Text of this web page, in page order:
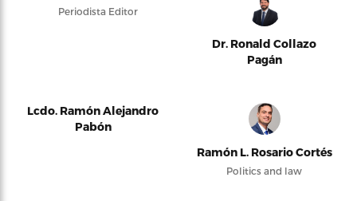
Periodista Editor
Dr. Ronald Collazo
Pagán
Lcdo. Ramón Alejandro
Pabón
Ramón L. Rosario Cortés
Politics and law